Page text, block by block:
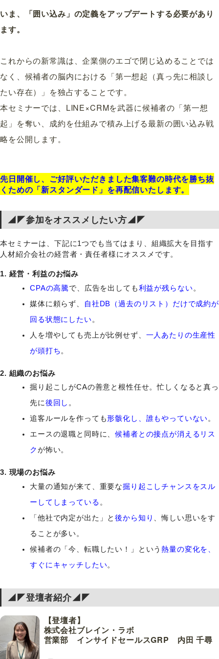
いま、「囲い込み」の定義をアップデートする必要があり
ます。
これからの新常識は、企業側のエゴで閉じ込めることでは
なく、候補者の脳内における「第一想起（真っ先に相談し
たい存在）」を独占することです。
本セミナーでは、LINE×CRMを武器に候補者の「第一想
起」を奪い、成約を仕組みで積み上げる最新の囲い込み戦
略を公開します。
先日開催し、ご好評いただきました集客難の時代を勝ち抜
くための「新スタンダード」を再配信いたします。
◢◤参加をオススメしたい方◢◤
本セミナーは、下記に1つでも当てはまり、組織拡大を目指す
人材紹介会社の経営者・責任者様にオススメです。
1. 経営・利益のお悩み
CPAの高騰で、広告を出しても利益が残らない 。
媒体に頼らず、
自社DB（過去のリスト）だけで成約が
回る状態にしたい 。
人を増やしても売上が比例せず、 一人あたりの生産性
が頭打ち 。
2. 組織のお悩み
掘り起こしがCAの善意と根性任せ。忙しくなると真っ
先に後回し 。
追客ルールを作っても形骸化し、誰もやっていない。
エースの退職と同時に、候補者との接点が消えるリス
ク が怖い。
3. 現場のお悩み
大量の通知が来て、重要な掘り起こしチャンスをスル
ーしてしまっている 。
「他社で内定が出た」と後から知り
、悔しい思いをす
ることが多い。
候補者の「今、転職したい！」という熱量の変化を、
すぐにキャッチしたい。
◢◤登壇者紹介◢◤
【登壇者】
株式会社ブレイン・ラボ
営業部 インサイドセールスGRP 内田 千尋